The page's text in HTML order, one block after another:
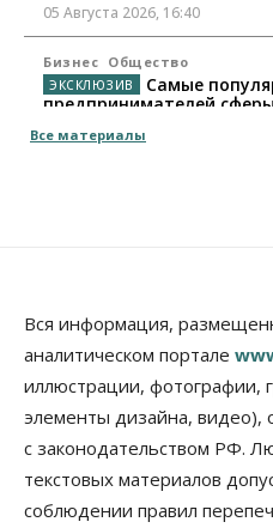
05 Августа 2026, 16:40
Бизнес Общество
Самые
предпринимателей
05 Августа 2026, 16:00
Недвижимость
Проект нового
утвердили в
05 Августа 2026, 15:30
Промышленность
Новосибирские компании
на два миллиарда
05 Августа 2026, 15:00
Все материалы
Вся информация,
аналитическом портале
иллюстрации, фотографии,
элементы дизайна, видео),
с законодательством РФ.
текстовых материалов
соблюдении правил